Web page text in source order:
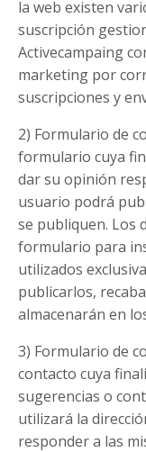
la web existen
suscripción
Activecampaing
marketing por
suscripciones y
2) Formulario de
formulario cuya
dar su opinión
usuario podrá
se publiquen. Los
formulario para
utilizados
publicarlos,
almacenarán en
3) Formulario de
contacto cuya
sugerencias o
utilizará la
responder a las